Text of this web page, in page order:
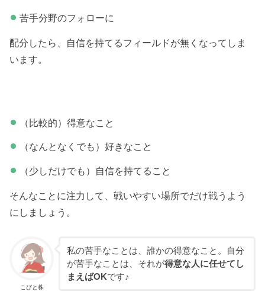
苦手分野のフォローに
配分したら、自信を持てるフィールドが無くなってしま
います。
（比較的）得意なこと
（なんとなくでも）好きなこと
（少しだけでも）自信を持てること
そんなことに注力して、戦いやすい場所でだけ戦うよう
にしましょう。
こびと株
私の苦手なことは、誰かの得意なこと。自分
が苦手なことは、それが得意な人に任せてし
まえばOKです♪